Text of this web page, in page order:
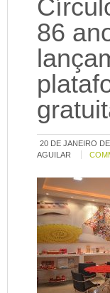
86
20 DE JANEIRO
AGUILAR